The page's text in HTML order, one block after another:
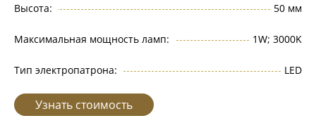
Высота: 50 мм
Максимальная мощность ламп: 1W; 3000K
Тип электропатрона: LED
Узнать стоимость